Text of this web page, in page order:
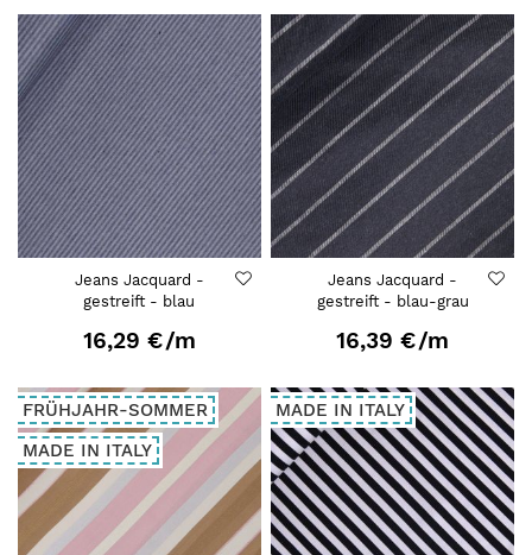
Jeans Jacquard -
gestreift - blau
16,29 €/m
Jeans Jacquard -
gestreift - blau-grau
16,39 €/m
FRÜHJAHR-SOMMER
MADE IN ITALY
MADE IN ITALY